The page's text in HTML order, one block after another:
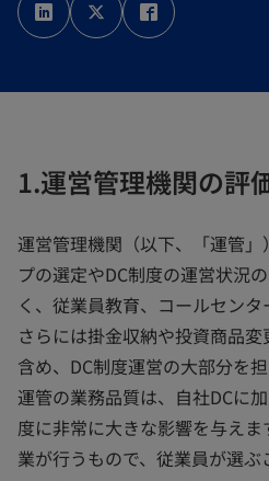
し
い
タ
し
い
タ
し
い
1.運営管理機関の評
運営管理機関（以下、「運管
プの選定やDC制度の運営状況
く、従業員教育、コールセンタ
さらには掛金収納や投資商品
含め、DC制度運営の大部分を
運管の業務品質は、自社DCに
度に非常に大きな影響を与え
業が行うもので、従業員が選